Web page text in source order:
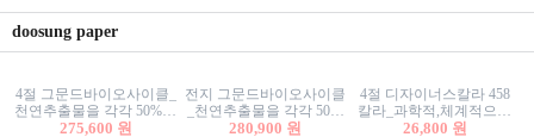
doosung paper
4절 그문드바이오사이클_
천연추출물을 각각 50%이
상 함유한 친환경그래픽
275,600 원
전지 그문드바이오사이클
_천연추출물을 각각 50%
이상 함유한 친환경그래
280,900 원
4절 디자이너스칼라 458
칼라_과학적,체계적으로
분류된 200색을 갖춘 색지
26,800 원